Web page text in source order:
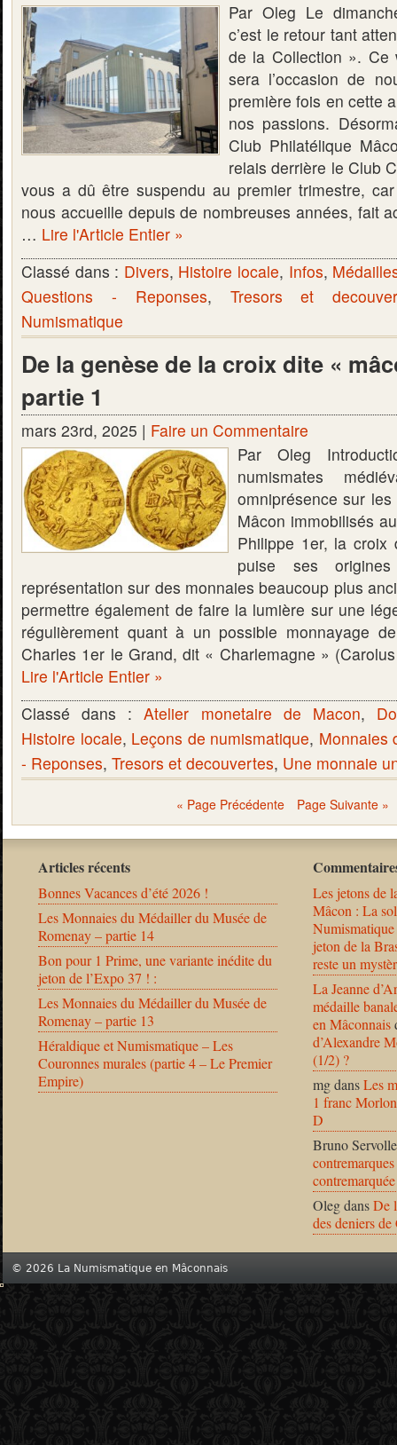
Par Oleg Le
c’est le retour tant
de la Collection ». Ce
sera l’occasion de
première fois en cette
nos passions.
Club Philatélique
relais derrière le Club
vous a dû être suspendu au premier trimestre, car
nous accueille depuis de nombreuses années, fait
… Lire l'Article Entier »
Classé dans : Divers, Histoire locale, Infos,
Questions - Reponses, Tresors et
Numismatique
De la genèse de la croix dite «
partie 1
mars 23rd, 2025 | Faire un Commentaire
Par Oleg
numismates
omniprésence sur
Mâcon immobilisés
Philippe 1er, la croix
puise ses
représentation sur des monnaies beaucoup plus
permettre également de faire la lumière sur une
régulièrement quant à un possible monnayage
Charles 1er le Grand, dit « Charlemagne »
Lire l'Article Entier »
Classé dans :Atelier monetaire de Macon,
Histoire locale, Leçons de numismatique, Monnaies
- Reponses, Tresors et decouvertes, Une monnaie
« Page Précédente Page Suivante »
Articles récents
Bonnes Vacances d’été 2026 !
Les Monnaies du Médailler du Musée de
Romenay – partie 14
Bon pour 1 Prime, une variante inédite du
jeton de l’Expo 37 ! :
Les Monnaies du Médailler du Musée de
Romenay – partie 13
Héraldique et Numismatique – Les
Couronnes murales (partie 4 – Le Premier
Empire)
Les jetons de
Mâcon : La
jeton de la
reste un
La Jeanne
médaille
en Mâconnais
d’Alexandre
(1/2) ?
mgdansLes
1 franc
D
Bruno Servolle
OlegdansDe
des deniers
© 2026 La Numismatique en Mâconnais